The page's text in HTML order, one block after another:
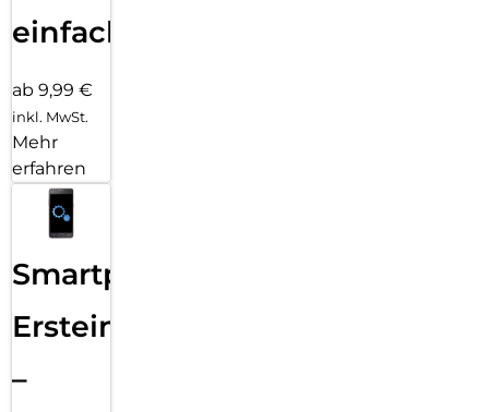
einfach
ab 9,99 €
inkl. MwSt.
Mehr
erfahren
Smartphone
Ersteinrichtung
–